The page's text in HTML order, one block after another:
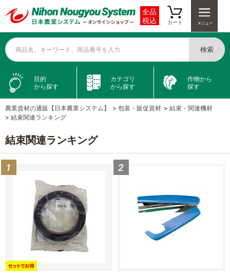
全品
税込
カート
商品名、キーワード、商品番号を入力 検索
目的
から探す
カテゴリ
から探す
作物から
探す
農業資材の通販【日本農業システム】 > 包装・販促資材 > 結束・関連機材
> 結束関連ランキング
結束関連ランキング